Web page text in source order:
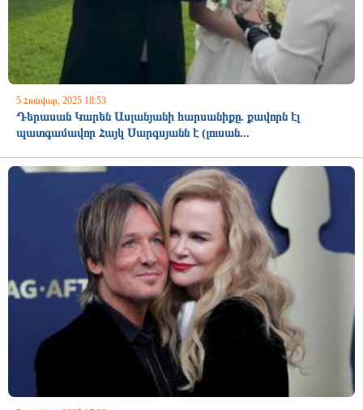
5 Հունվար, 2025 18:53
Դերասան Կարեն Ասլանյանի հարսանիքը. քավորն էլ
պատգամավոր Հայկ Սարգսյանն է (լուսան...